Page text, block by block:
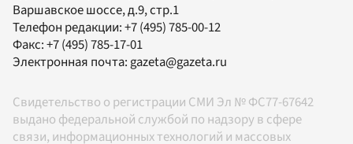
Варшавское шоссе, д.9, стр.1
Телефон редакции:+7 (495) 785-00-12
Факс:+7 (495) 785-17-01
Электронная почта:gazeta@gazeta.ru
Свидетельство о регистрации СМИ Эл № ФС77-67642
выдано федеральной службой по надзору в сфере
связи, информационных технологий и массовых